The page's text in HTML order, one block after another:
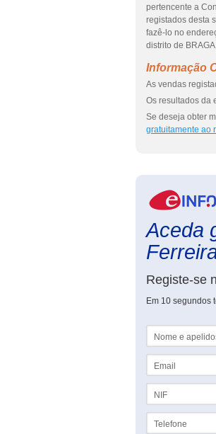
pertencente a
registados desta
fazê-lo no
distrito de
Informação
As vendas
Os resultados da
Se deseja obter
gratuitamente ao
Aceda
Registe-se
Em 10 segundos